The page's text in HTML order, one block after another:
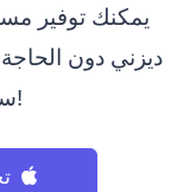
يمكنك توفير
ديزني دون
سوى التمرير لأسفل ومواصلة القراءة!